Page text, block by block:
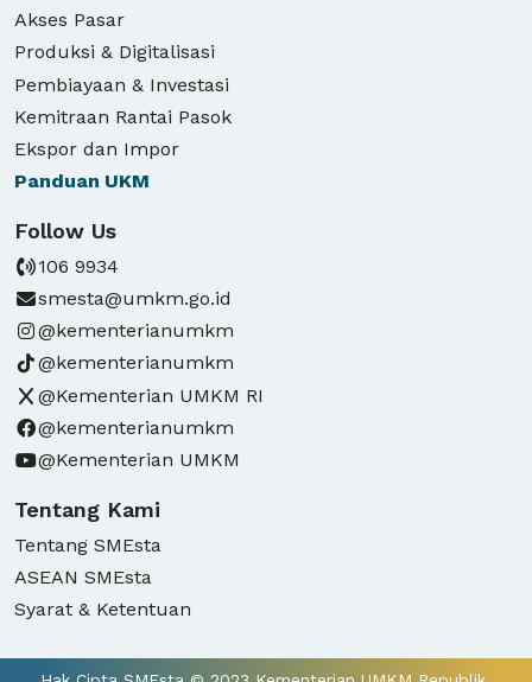
Akses Pasar
Produksi & Digitalisasi
Pembiayaan & Investasi
Kemitraan Rantai Pasok
Ekspor dan Impor
Panduan UKM
Follow Us
106 9934
smesta@umkm.go.id
@kementerianumkm
@kementerianumkm
@Kementerian UMKM RI
@kementerianumkm
@Kementerian UMKM
Tentang Kami
Tentang SMEsta
ASEAN SMEsta
Syarat & Ketentuan